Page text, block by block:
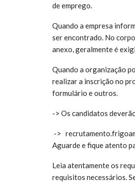
de emprego.
Quando a empresa
ser encontrado. No
anexo, geralmente é
Quando a organização
realizar a inscrição no
formulário e outros.
-> Os candidatos
->
Aguarde e fique atento
Leia atentamente os
requisitos necessários.